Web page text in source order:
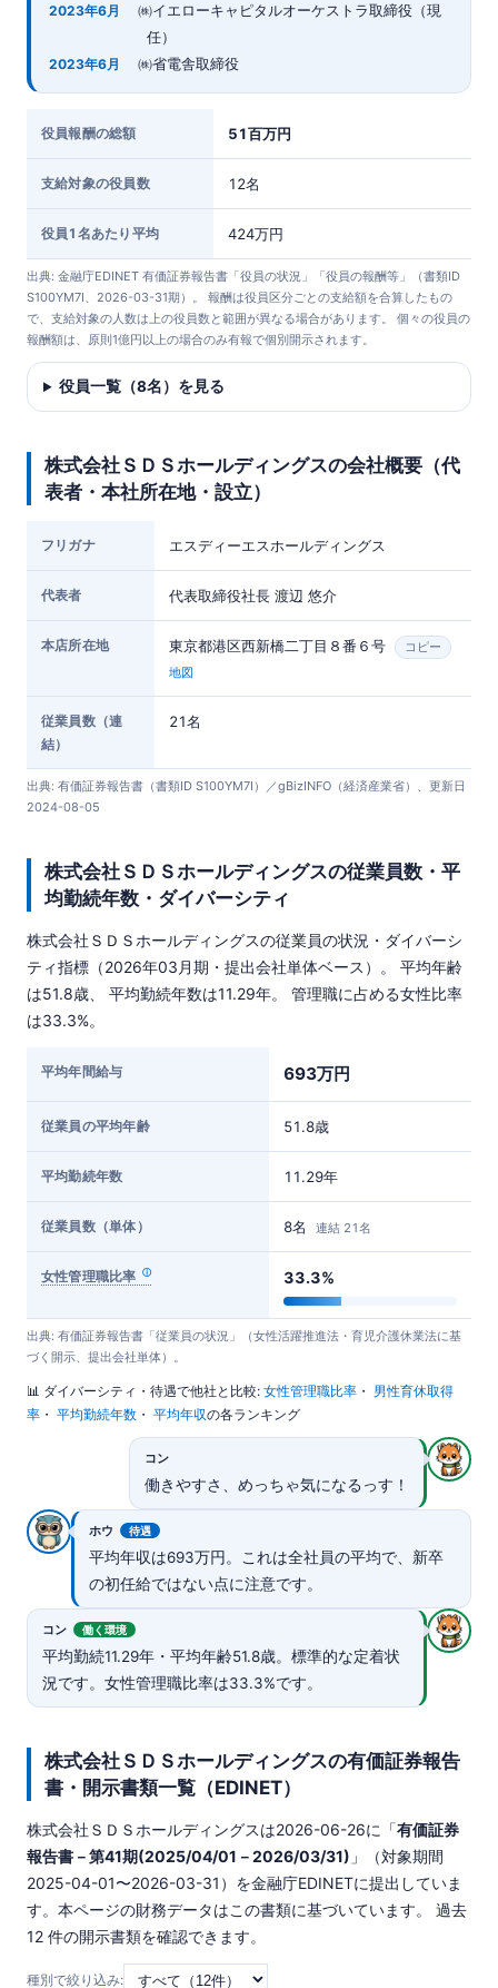
2023年6月
㈱イエローキャピタルオーケストラ取締役（現
任）
2023年6月 ㈱省電舎取締役
役員報酬の総額 51百万円
支給対象の役員数 12名
役員1名あたり平均 424万円
出典: 金融庁EDINET 有価証券報告書「役員の状況」「役員の報酬等」（書類ID
S100YM7I、2026-03-31期）。 報酬は役員区分ごとの支給額を合算したもの
で、支給対象の人数は上の役員数と範囲が異なる場合があります。 個々の役員の
報酬額は、原則1億円以上の場合のみ有報で個別開示されます。
役員一覧（8名）を見る
株式会社ＳＤＳホールディングスの会社概要（代
表者・本社所在地・設立）
フリガナ エスディーエスホールディングス
代表者 代表取締役社長 渡辺 悠介
本店所在地 東京都港区西新橋二丁目８番６号 コピー
地図
従業員数（連
結）
21名
出典: 有価証券報告書（書類ID S100YM7I）／gBizINFO（経済産業省）、更新日
2024-08-05
株式会社ＳＤＳホールディングスの従業員数・平
均勤続年数・ダイバーシティ
株式会社ＳＤＳホールディングスの従業員の状況・ダイバーシ
ティ指標（2026年03月期・提出会社単体ベース）。 平均年齢
は51.8歳、 平均勤続年数は11.29年。 管理職に占める女性比率
は33.3%。
平均年間給与 693万円
従業員の平均年齢 51.8歳
平均勤続年数 11.29年
従業員数（単体） 8名 連結 21名
女性管理職比率 33.3%
出典: 有価証券報告書「従業員の状況」（女性活躍推進法・育児介護休業法に基
づく開示、提出会社単体）。
📊 ダイバーシティ・待遇で他社と比較: 女性管理職比率 ・ 男性育休取得
率 ・ 平均勤続年数 ・ 平均年収の各ランキング
コン
働きやすさ、めっちゃ気になるっす！
ホウ 待遇
平均年収は693万円。これは全社員の平均で、新卒
の初任給ではない点に注意です。
コン 働く環境
平均勤続11.29年・平均年齢51.8歳。標準的な定着状
況です。女性管理職比率は33.3%です。
株式会社ＳＤＳホールディングスの有価証券報告
書・開示書類一覧（EDINET）
株式会社ＳＤＳホールディングスは2026-06-26に「有価証券
報告書－第41期(2025/04/01－2026/03/31) 」（対象期間
2025-04-01〜2026-03-31）を金融庁EDINETに提出していま
す。本ページの財務データはこの書類に基づいています。 過去
12 件の開示書類を確認できます。
種別で絞り込み: